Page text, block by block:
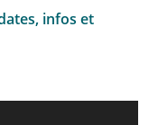
infos et